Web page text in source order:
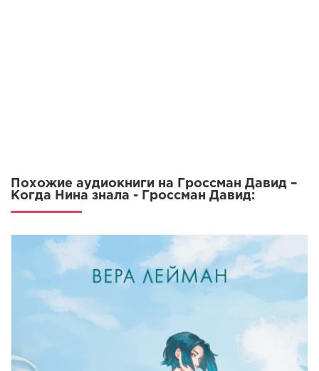
18
19
20
Похожие аудиокниги на Гроссман Давид –
Когда Нина знала - Гроссман Давид: